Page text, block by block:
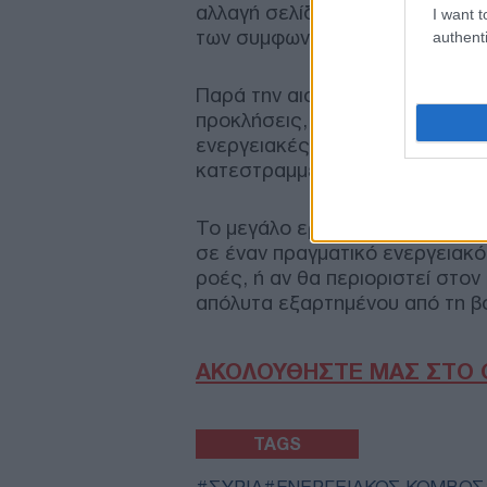
I want
αλλαγή σελίδας και την
των συμφωνιών συνεργασίας.
Παρά την αισιοδοξία, οι
προκλήσεις, καθώς η Συρία
ενεργειακές ανάγκες και οι
κατεστραμμένες.
Το μεγάλο ερώτημα που
σε έναν πραγματικό
ροές, ή αν θα περιοριστεί
απόλυτα εξαρτημένου από τη
ΑΚΟΛΟΥΘΗΣΤΕ ΜΑΣ ΣΤΟ
TAGS